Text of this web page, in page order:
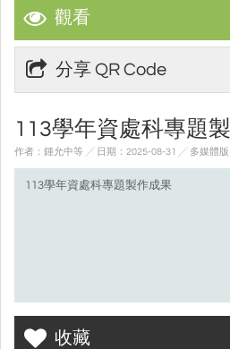
觀看
分享 QR Code
113學年資處科專題
作者：鍾允中等 ╱ 日期：2025-08-31 ╱ 多媒體版
113學年資處科專題製作成果
收藏